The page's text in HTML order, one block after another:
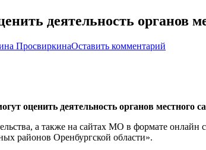
деятельность органов
ПросвиркинаОставить комментарий
оценить деятельность органов местного
а также на сайтах МО в формате онлайн
районов Оренбургской области».